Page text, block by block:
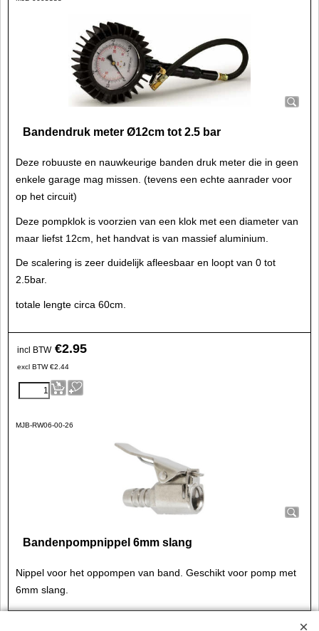
Bandendruk meter Ø12cm tot 2.5 bar
Deze robuuste en nauwkeurige banden druk meter die in geen
enkele garage mag missen. (tevens een echte aanrader voor
op het circuit)
Deze pompklok is voorzien van een klok met een diameter van
maar liefst 12cm, het handvat is van massief aluminium.
De scalering is zeer duidelijk afleesbaar en loopt van 0 tot
2.5bar.
totale lengte circa 60cm.
incl BTW €2.95
excl BTW €2.44
MJB-RW06-00-26
Bandenpompnippel 6mm slang
Nippel voor het oppompen van band. Geschikt voor pomp met
6mm slang.